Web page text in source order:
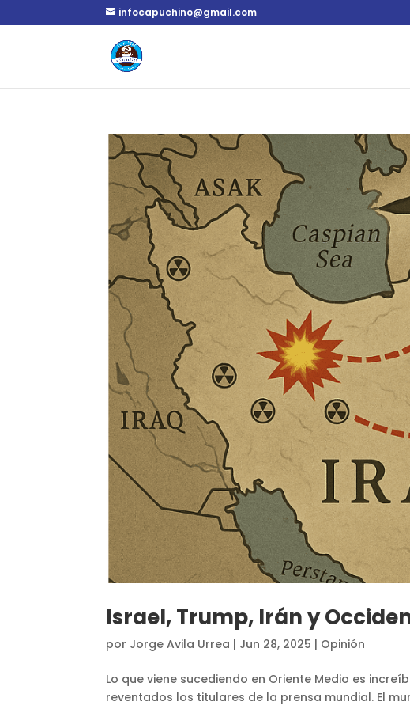
infocapuchino@gmail.com
Israel, Trump, Irán y
por Jorge Avila Urrea | Jun 28, 2025 | Opinión
Lo que viene sucediendo en Oriente Medio es
reventados los titulares de la prensa mundial. El